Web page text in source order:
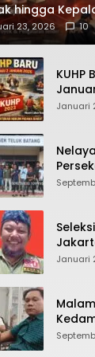
hingga
Korupsi
23, 2026 10
KUHP
Apa
Januari
Januari